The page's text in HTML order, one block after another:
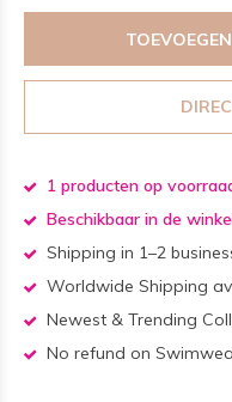
1 producten op
Beschikbaar in de
Shipping in 1–2
Worldwide Shipping
Newest & Trending
No refund on